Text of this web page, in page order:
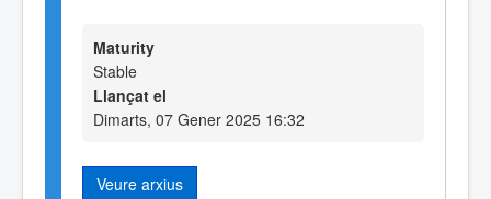
Maturity
Stable
Llançat el
Dimarts, 07 Gener 2025 16:32
Veure arxius